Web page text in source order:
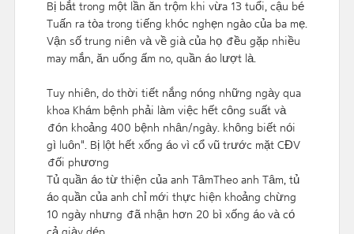
Bị bắt trong một lần ăn trộm khi vừa 13 tuổi, cậu bé
Tuấn ra tòa trong tiếng khóc nghẹn ngào của ba mẹ.
Vận số trung niên và về già của họ đều gặp nhiều
may mắn, ăn uống ấm no, quần áo lượt là.
Tuy nhiên, do thời tiết nắng nóng những ngày qua
khoa Khám bệnh phải làm việc hết công suất và
đón khoảng 400 bệnh nhân/ngày. không biết nói
gì luôn". Bị lột hết xống áo vì cổ vũ trước mặt CĐV
đối phương
Tủ quần áo từ thiện của anh TâmTheo anh Tâm, tủ
áo quần của anh chỉ mới thực hiện khoảng chừng
10 ngày nhưng đã nhận hơn 20 bì xống áo và có